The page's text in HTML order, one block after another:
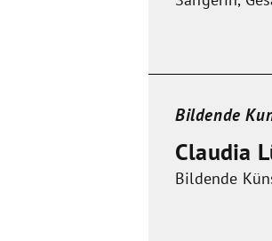
Bildende
Claudia
Bildende